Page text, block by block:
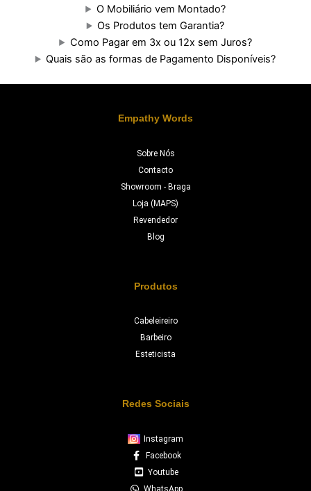
O Mobiliário vem Montado?
Os Produtos tem Garantia?
Como Pagar em 3x ou 12x sem Juros?
Quais são as formas de Pagamento Disponíveis?
Empathy Words
Sobre Nós
Contacto
Showroom - Braga
Loja (MAPS)
Revendedor
Blog
Produtos
Cabeleireiro
Barbeiro
Esteticista
Redes Sociais
Instagram
Facebook
Youtube